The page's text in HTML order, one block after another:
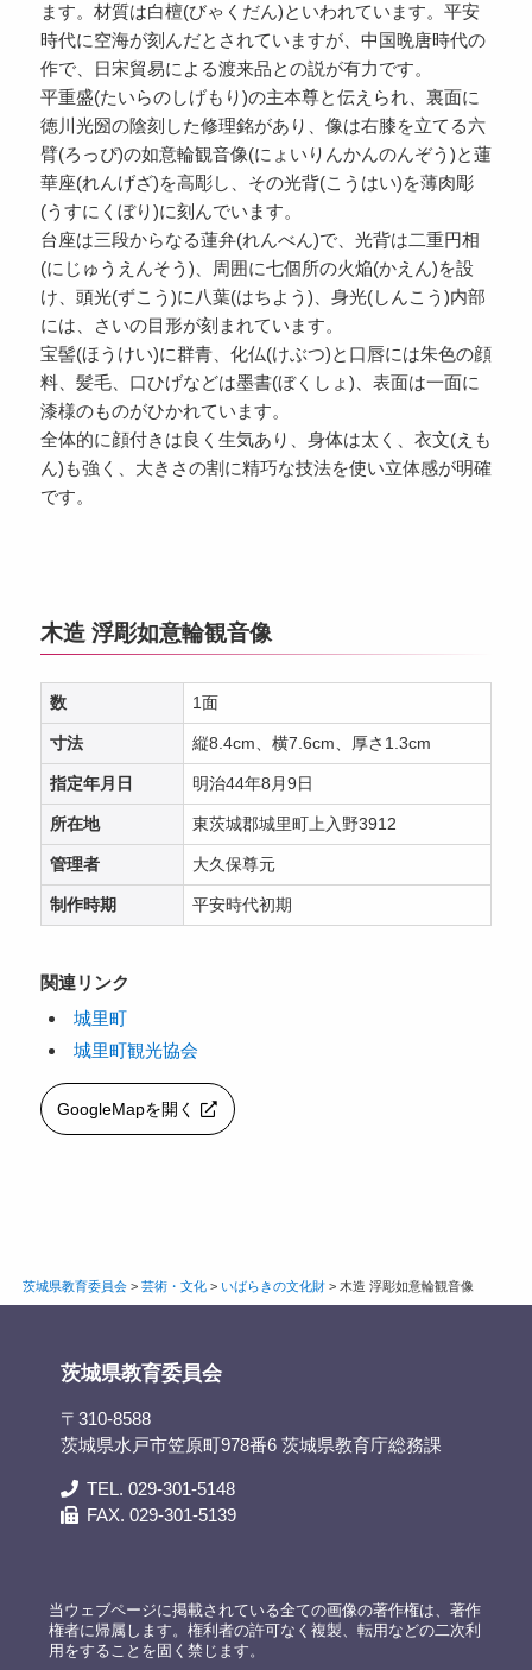
ます。材質は白檀(びゃくだん)といわれています。平安
時代に空海が刻んだとされていますが、中国晩唐時代の
作で、日宋貿易による渡来品との説が有力です。
平重盛(たいらのしげもり)の主本尊と伝えられ、裏面に
徳川光圀の陰刻した修理銘があり、像は右膝を立てる六
臂(ろっぴ)の如意輪観音像(にょいりんかんのんぞう)と蓮
華座(れんげざ)を高彫し、その光背(こうはい)を薄肉彫
(うすにくぼり)に刻んでいます。
台座は三段からなる蓮弁(れんべん)で、光背は二重円相
(にじゅうえんそう)、周囲に七個所の火焔(かえん)を設
け、頭光(ずこう)に八葉(はちよう)、身光(しんこう)内部
には、さいの目形が刻まれています。
宝髻(ほうけい)に群青、化仏(けぶつ)と口唇には朱色の顔
料、髪毛、口ひげなどは墨書(ぼくしょ)、表面は一面に
漆様のものがひかれています。
全体的に顔付きは良く生気あり、身体は太く、衣文(えも
ん)も強く、大きさの割に精巧な技法を使い立体感が明確
です。
木造 浮彫如意輪観音像
数 1面
寸法 縦8.4cm、横7.6cm、厚さ1.3cm
指定年月日 明治44年8月9日
所在地 東茨城郡城里町上入野3912
管理者 大久保尊元
制作時期 平安時代初期
関連リンク
城里町
城里町観光協会
GoogleMapを開く
茨城県教育委員会> 芸術・文化> いばらきの文化財> 木造 浮彫如意輪観音像
茨城県教育委員会
〒310-8588
茨城県水戸市笠原町978番6 茨城県教育庁総務課
TEL. 029-301-5148
FAX. 029-301-5139
当ウェブページに掲載されている全ての画像の著作権は、著作
権者に帰属します。権利者の許可なく複製、転用などの二次利
用をすることを固く禁じます。